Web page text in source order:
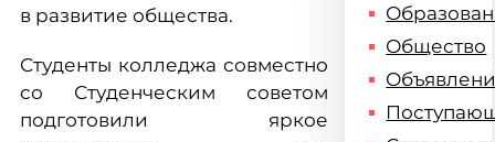
в развитие общества.
Студенты колледжа совместно
со Студенческим советом
подготовили яркое
Общество